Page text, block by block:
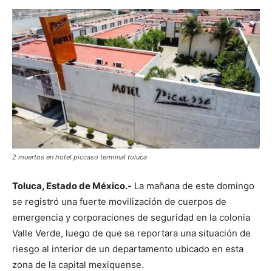
2 muertos en hotel piccaso terminal toluca
Toluca, Estado de México.- La mañana de este domingo
se registró una fuerte movilización de cuerpos de
emergencia y corporaciones de seguridad en la colonia
Valle Verde, luego de que se reportara una situación de
riesgo al interior de un departamento ubicado en esta
zona de la capital mexiquense.